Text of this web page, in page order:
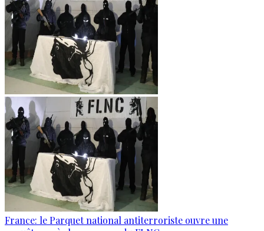
France: le Parquet national antiterroriste ouvre une